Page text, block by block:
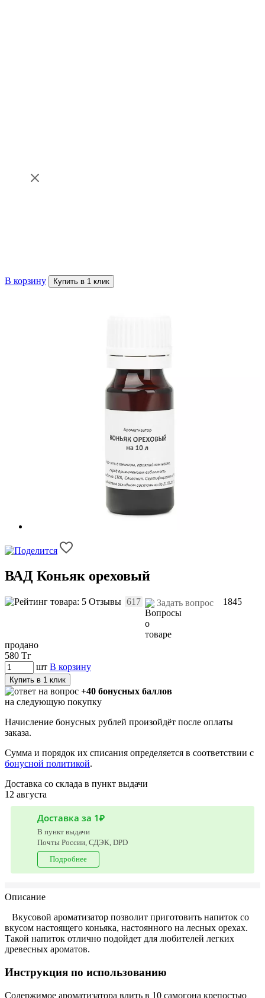
В корзину Купить в 1 клик
ВАД Коньяк ореховый
Отзывы 617 Задать вопрос 1845
продано
580 Тг
шт В корзину
Купить в 1 клик
+40 бонусных баллов
на следующую покупку
Начисление бонусных рублей произойдёт после оплаты
заказа.
Сумма и порядок их списания определяется в соответствии с
бонусной политикой.
Доставка со склада в пункт выдачи
12 августа
Доставка за 1₽
В пункт выдачи
Почты России, СДЭК, DPD
Подробнее
Описание
Вкусовой ароматизатор позволит приготовить напиток со
вкусом настоящего коньяка, настоянного на лесных орехах.
Такой напиток отлично подойдет для любителей легких
древесных ароматов.
Инструкция по использованию
Содержимое ароматизатора влить в 10 самогона крепостью